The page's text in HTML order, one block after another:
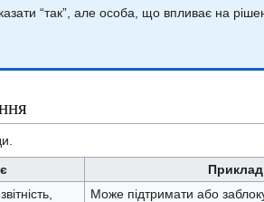
“так”, але особа, що впливає на
Може підтримати або